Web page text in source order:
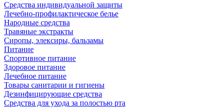
Средства индивидуальной защиты
Лечебно-профилактическое белье
Народные средства
Травяные экстракты
Сиропы, элексиры, бальзамы
Питание
Спортивное питание
Здоровое питание
Лечебное питание
Товары санитарии и гигиены
Дезинфицирующие средства
Средства для ухода за полостью рта